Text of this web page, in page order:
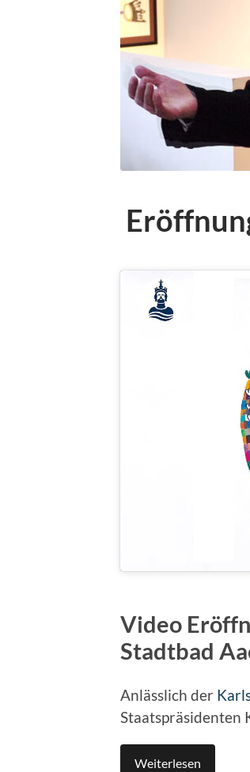
Video
Stadtbad
Anlässlich der
Staatspräsidenten
Weiterlesen